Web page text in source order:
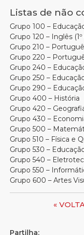
Listas de não
Grupo 100 –
Grupo 120 – Inglês
Grupo 210 –
Grupo 220 –
Grupo 240 –
Grupo 250 –
Grupo 290 –
Grupo 400 – História
Grupo 420 –
Grupo 430 –
Grupo 500 –
Grupo 510 – Física e
Grupo 530 –
Grupo 540 –
Grupo 550 –
Grupo 600 – Artes
«
Partilha: